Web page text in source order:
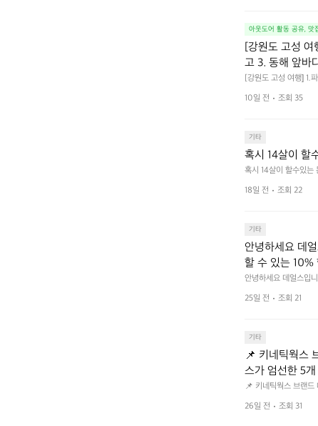
아웃도어 활동 공유, 맛
[강원도 고성 여
고 3. 동해 앞바
[강원도 고성 여행] 1.
10일 전 조회 35
기타
혹시 14살이 할
혹시 14살이 할수있는
18일 전
조회 22
기타
안녕하세요 데
할 수 있는 10%
크 클릭 후 작성
bf1aCz3n9BB-
안녕하세요 데얼스입
분이면 끝낼 수 있으
U5C-
25일 전 조회 21
기타
📌 키네틱웍
스가 엄선한 5
트 - 릿지 마운
던 아이템은 비
📌 키네틱웍스 브랜
서 만나는 클리어런
장 속 자리만 차지하
26일 전 조회 31